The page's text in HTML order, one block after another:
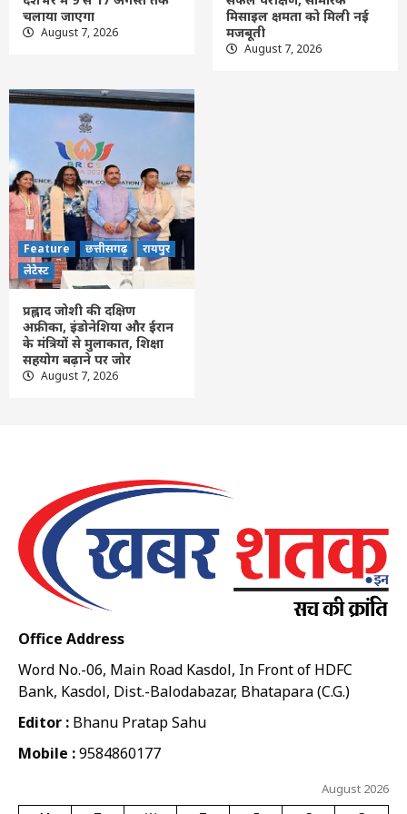
प्रह्लाद जोशी की दक्षिण अफ्रीका, इंडोनेशिया और
ईरान के मंत्रियों से मुलाकात, शिक्षा सहयोग बढ़ाने
चलाया जाएगा
August 7, 2026
मिसाइल क्षमता को मिली नई
मजबूती
August 7, 2026
Feature छत्तीसगढ़
रायपुर
लेटेस्ट
प्रह्लाद जोशी की दक्षिण
अफ्रीका, इंडोनेशिया और ईरान
के मंत्रियों से मुलाकात, शिक्षा
सहयोग बढ़ाने पर जोर
August 7, 2026
Office Address
Word No.-06, Main Road Kasdol, In Front of HDFC
Bank, Kasdol, Dist.-Balodabazar, Bhatapara (C.G.)
Editor : Bhanu Pratap Sahu
Mobile :9584860177
August 2026